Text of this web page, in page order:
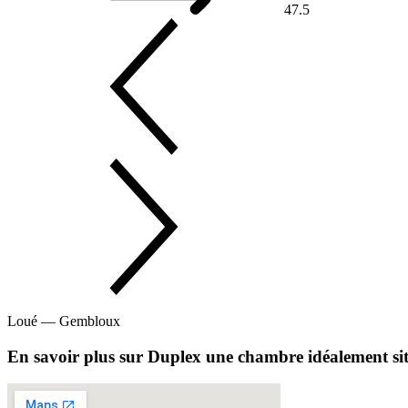
47.5
Loué — Gembloux
En savoir plus sur Duplex une chambre idéalement